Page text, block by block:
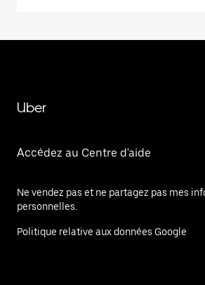
Uber
Accédez au Centre d'aide
Ne vendez pas et ne partagez pas mes
personnelles.
Politique relative aux données Google